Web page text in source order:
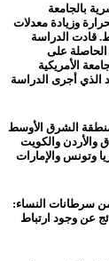
بالجامعة
وزيادة معدلات
قادت الدراسة
الحاصلة على
عام 2018 والدكتوراه عام 2023 من الجامعة الأمريكية
الذي أجرى الدراسة
لأكثر من 20 عاماً من 17 دولة في منطقة الشرق الأوسط
والأردن والكويت
وتونس والإمارات
من سرطانات النساء:
عن وجود ارتباط